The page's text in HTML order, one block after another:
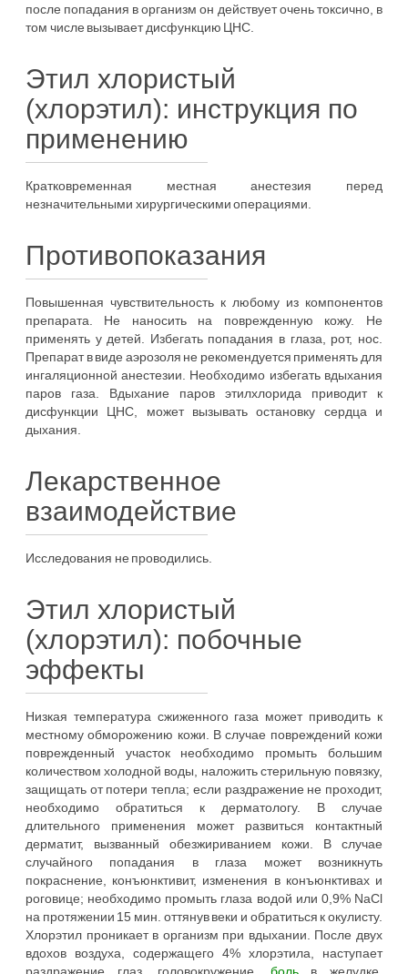
после попадания в организм он действует очень токсично, в
том числе вызывает дисфункцию ЦНС.
Этил хлористый
(хлорэтил): инструкция по
применению
Кратковременная местная анестезия перед
незначительными хирургическими операциями.
Противопоказания
Повышенная чувствительность к любому из компонентов
препарата. Не наносить на поврежденную кожу. Не
применять у детей. Избегать попадания в глаза, рот, нос.
Препарат в виде аэрозоля не рекомендуется применять для
ингаляционной анестезии. Необходимо избегать вдыхания
паров газа. Вдыхание паров этилхлорида приводит к
дисфункции ЦНС, может вызывать остановку сердца и
дыхания.
Лекарственное
взаимодействие
Исследования не проводились.
Этил хлористый
(хлорэтил): побочные
эффекты
Низкая температура сжиженного газа может приводить к
местному обморожению кожи. В случае повреждений кожи
поврежденный участок необходимо промыть большим
количеством холодной воды, наложить стерильную повязку,
защищать от потери тепла; если раздражение не проходит,
необходимо обратиться к дерматологу. В случае
длительного применения может развиться контактный
дерматит, вызванный обезжириванием кожи. В случае
случайного попадания в глаза может возникнуть
покраснение, конъюнктивит, изменения в конъюнктивах и
роговице; необходимо промыть глаза водой или 0,9% NaCl
на протяжении 15 мин. оттянув веки и обратиться к окулисту.
Хлорэтил проникает в организм при вдыхании. После двух
вдохов воздуха, содержащего 4% хлорэтила, наступает